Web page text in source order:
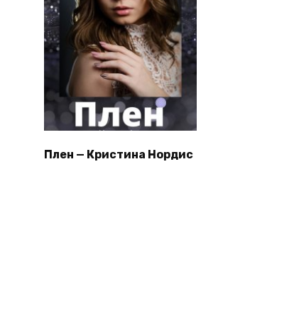
Плен — Кристина Нордис